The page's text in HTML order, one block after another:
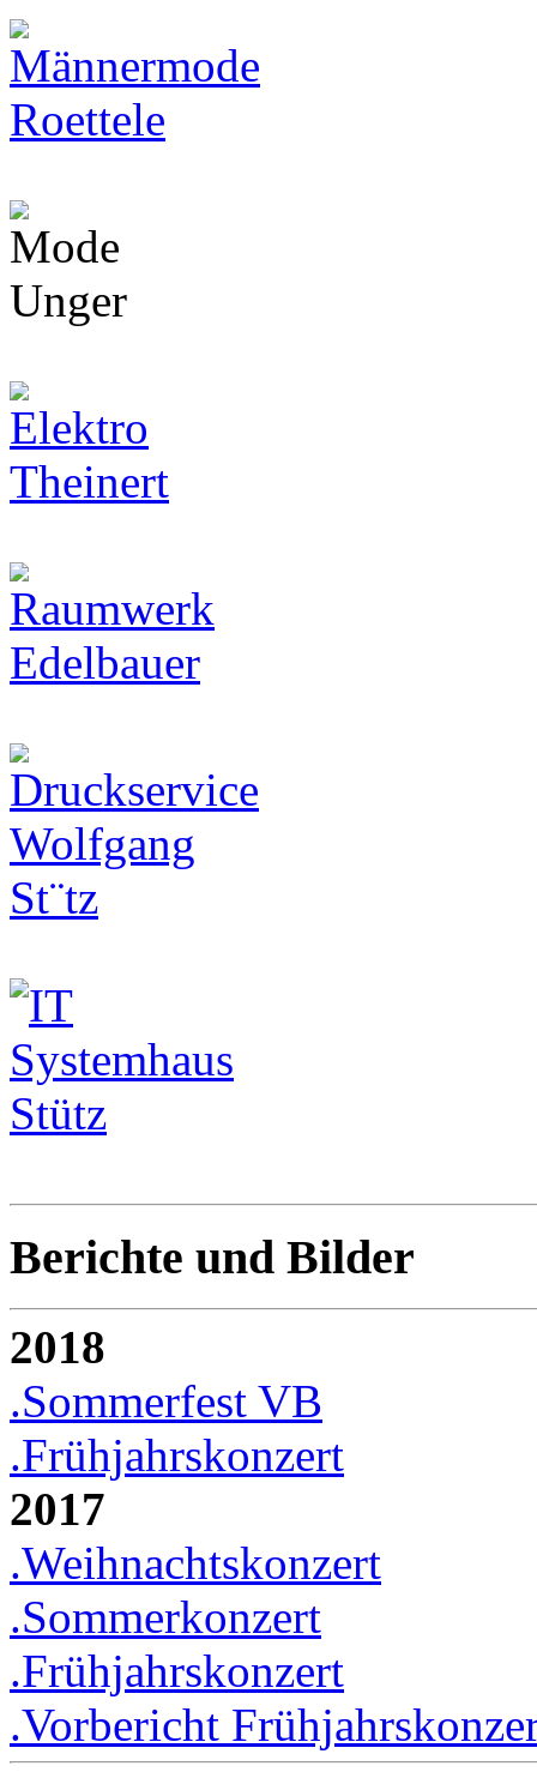
Berichte und Bilder
2018
.Sommerfest VB
.Frühjahrskonzert
2017
.Weihnachtskonzert
.Sommerkonzert
.Frühjahrskonzert
.Vorbericht